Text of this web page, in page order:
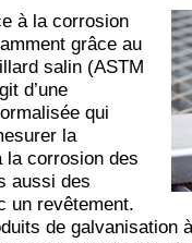
à la corrosion
grâce au
salin (ASTM
d’une
qui
la
la corrosion des
aussi des
un revêtement.
de galvanisation